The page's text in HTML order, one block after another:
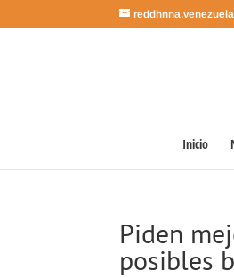
Inicio
Piden
posibles